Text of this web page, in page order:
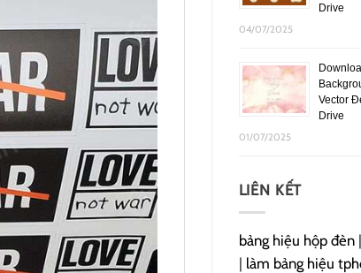
Drive
04/07/2025
Vector
Drive
01/07/2025
LIÊN KẾT
bảng hiệu hộp đèn|
| làm bảng hiệu